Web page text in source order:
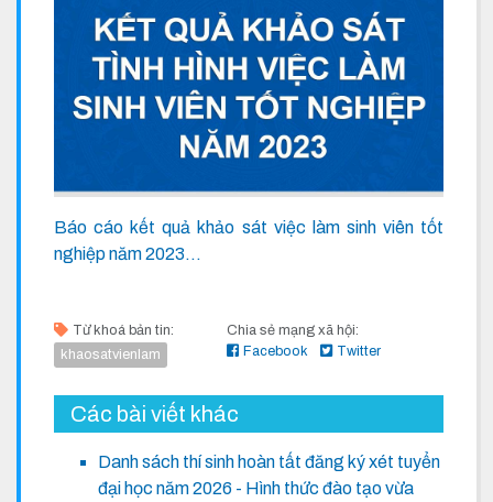
Báo cáo kết quả khảo sát việc làm sinh viên tốt
nghiệp năm 2023...
Từ khoá bản tin:
khaosatvienlam
Chia sẻ mạng xã hội:
Facebook
Twitter
Các bài viết khác
Danh sách thí sinh hoàn tất đăng ký xét tuyển
đại học năm 2026 - Hình thức đào tạo vừa